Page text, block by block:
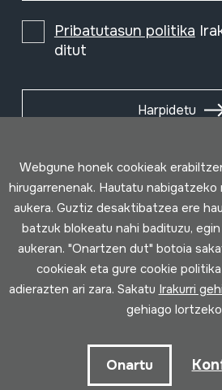
Pribatutasun politika
ditut
Harpidetu
Erabilpen baldintzak Pribatutasun
Loturak garatua
Webgune honek cookieak
hirugarrenenak. Hautatu nabigatzeko
aukera. Guztiz desaktibatzea ere
batzuk blokeatu nahi badituzu,
aukeran. "Onartzen dut" botoia
cookieak eta gure cookie
adierazten ari zara. Sakatu Irakurri
gehiago
Onartu